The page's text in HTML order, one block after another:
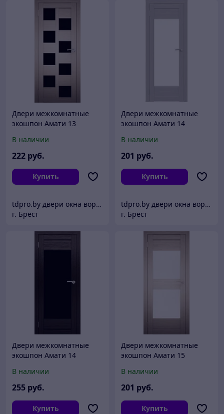
Двери межкомнатные
экошпон Амати 13
В наличии
222 руб.
Купить
tdpro.by двери окна ворота жалюзи
г. Брест
Двери межкомнатные
экошпон Амати 14
В наличии
201 руб.
Купить
tdpro.by двери окна ворота жалюзи
г. Брест
Двери межкомнатные
экошпон Амати 14
В наличии
255 руб.
Купить
Двери межкомнатные
экошпон Амати 15
В наличии
201 руб.
Купить